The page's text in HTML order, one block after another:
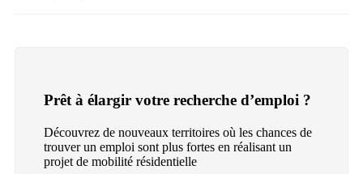
Prêt à élargir votre recherche d’emploi ?
Découvrez de nouveaux territoires où les chances de
trouver un emploi sont plus fortes en réalisant un
projet de mobilité résidentielle